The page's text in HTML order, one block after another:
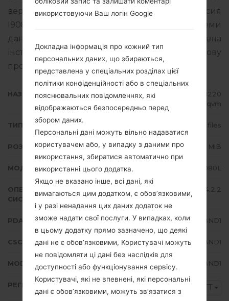
версія CSC I9080LUUBBND1, MODEM версия
I9080LUBUBND1. Версія операційної системи
даної прошивки Android Jelly Bean 4.2.2. Повна
інструкція про те, як прошивати стокову
прошивку на пристроях Samsung
НАЗВА ФАЙЛУ
GT-I9080L_TTT_1_2014070908220
0_10emfnbqvm
ТИП ПРОШИВКИ 4 files
РОЗМІР ФАЙЛУ 928.15 MiB
МОДЕЛЬ Samsung GT-I9080L
ОПЕРАЦІЙНА
СИСТЕМА
Android Jelly Bean 4.2.2
PDA/AP ВЕРСІЯ I9080LUBUBND1
CSC ВЕРСІЯ I9080LUUBBND1
MODEM/CP ВЕРСІЯ I9080LUBUBND1
РЕГІОН TTT
використовуючи Ваш логін Google
Докладна інформація про кожний тип
персональних даних, що збираються,
представлена у спеціальних розділах цієї
політики конфіденційності або в спеціальних
пояснювальних повідомленнях, які
відображаються безпосередньо перед
збором даних.
Персональні дані можуть вільно надаватися
користувачем або, у випадку з даними про
використання, збиратися автоматично при
використанні цього додатка.
Якщо не вказано інше, всі дані, які
вимагаються цим додатком, є обов’язковими,
і у разі ненадання цих даних додаток не
зможе надати свої послуги. У випадках, коли
в цьому додатку прямо зазначено, що деякі
дані не є обов’язковими, Користувачі можуть
не повідомляти ці дані без наслідків для
доступності або функціонування сервісу.
Користувачі, які не впевнені, які персональні
дані є обов’язковими, можуть зв’язатися з